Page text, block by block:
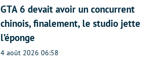
GTA 6 devait avoir un concurrent
chinois, finalement, le studio jette
l’éponge
4 août 2026 06:58